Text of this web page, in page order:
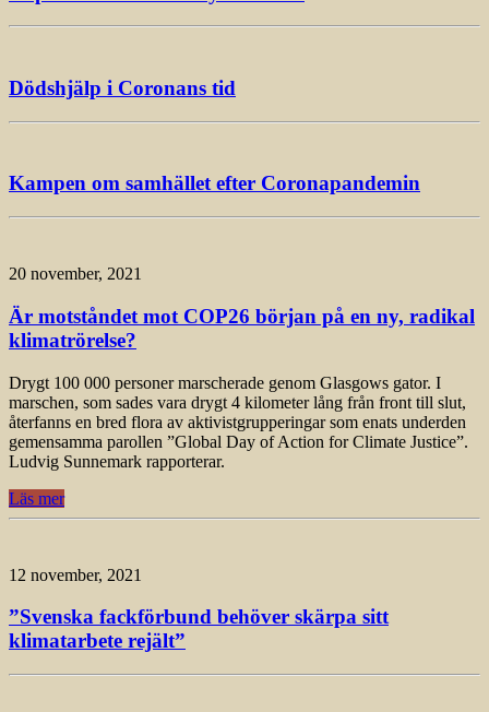
Dödshjälp i Coronans tid
Kampen om samhället efter Coronapandemin
20 november, 2021
Är motståndet mot COP26 början på en ny, radikal
klimatrörelse?
Drygt 100 000 personer marscherade genom Glasgows gator. I
marschen, som sades vara drygt 4 kilometer lång från front till slut,
återfanns en bred flora av aktivistgrupperingar som enats underden
gemensamma parollen ”Global Day of Action for Climate Justice”.
Ludvig Sunnemark rapporterar.
Läs mer
12 november, 2021
”Svenska fackförbund behöver skärpa sitt
klimatarbete rejält”